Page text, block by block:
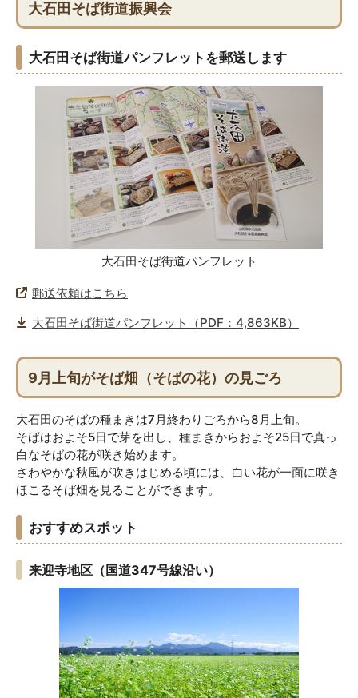
大石田そば街道振興会
大石田そば街道パンフレットを郵送します
大石田そば街道パンフレット
郵送依頼はこちら
大石田そば街道パンフレット（PDF：4,863KB）
9月上旬がそば畑（そばの花）の見ごろ
大石田のそばの種まきは7月終わりごろから8月上旬。
そばはおよそ5日で芽を出し、種まきからおよそ25日で真っ
白なそばの花が咲き始めます。
さわやかな秋風が吹きはじめる頃には、白い花が一面に咲き
ほこるそば畑を見ることができます。
おすすめスポット
来迎寺地区（国道347号線沿い）